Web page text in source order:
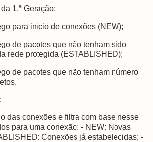
1.ª Geração;
para início de conexões (NEW);
de pacotes que não tenham sido
rede protegida (ESTABLISHED);
de pacotes que não tenham número
das conexões e filtra com base nesse
para uma conexão: - NEW: Novas
Conexões já estabelecidas; -